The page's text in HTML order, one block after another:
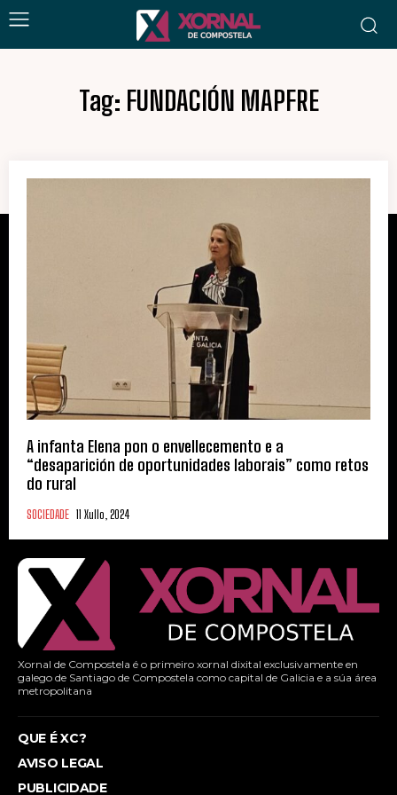
Tag: FUNDACIÓN MAPFRE
A infanta Elena pon o envellecemento e a
“desaparición de oportunidades laborais” como retos
do rural
SOCIEDADE 11 Xullo, 2024
Xornal de Compostela é o primeiro xornal dixital exclusivamente en
galego de Santiago de Compostela como capital de Galicia e a súa área
metropolitana
QUE É XC?
AVISO LEGAL
PUBLICIDADE